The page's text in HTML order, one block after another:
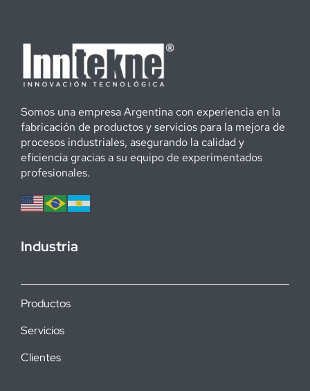
Somos una empresa Argentina con experiencia en la
fabricación de productos y servicios para la mejora de
procesos industriales, asegurando la calidad y
eficiencia gracias a su equipo de experimentados
profesionales.
Industria
Productos
Servicios
Clientes